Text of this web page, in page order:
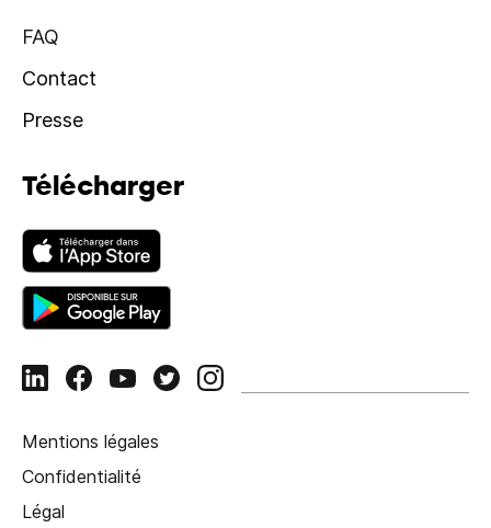
FAQ
Contact
Presse
Télécharger
Mentions légales
Confidentialité
Légal